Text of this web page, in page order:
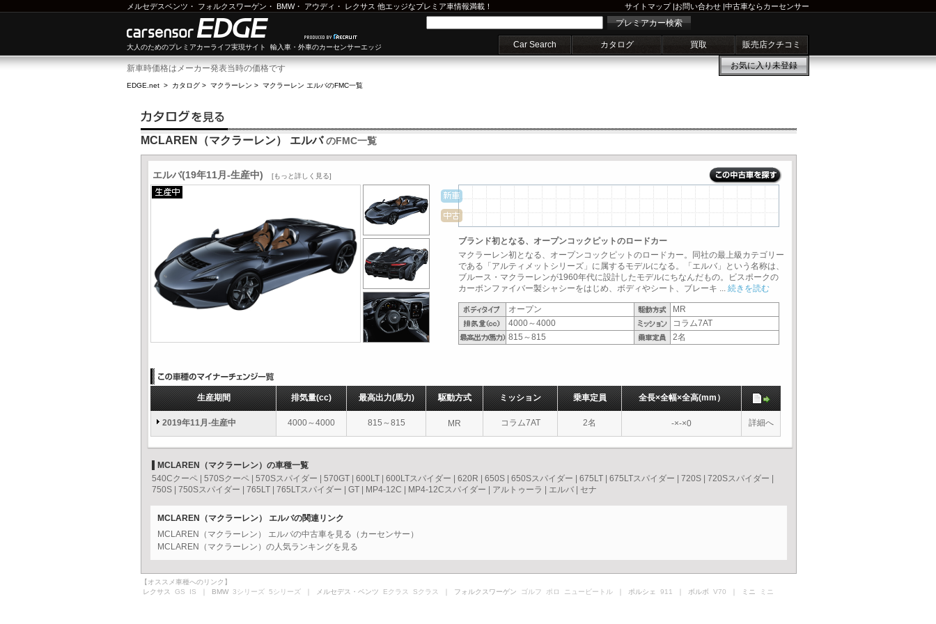
メルセデスベンツ ・ フォルクスワーゲン ・ BMW・ アウディ ・ レクサス 他エッジなプレミア車情報満載！ サイトマップ|お問い合わせ |中古車ならカーセンサー
大人のためのプレミアカーライフ実現サイト 輸入車・外車のカーセンサーエッジ
プレミアカー検索
Car Search カタログ 買取 販売店クチコミ
お気に入り未登録
新車時価格はメーカー発表当時の価格です
EDGE.net > カタログ > マクラーレン > マクラーレン エルバのFMC一覧
MCLAREN（マクラーレン） エルバのFMC一覧
エルバ(19年11月-生産中) [もっと詳しく見る]
ブランド初となる、オープンコックピットのロードカー
マクラーレン初となる、オープンコックピットのロードカー。同社の最上級カテゴリー
である「アルティメットシリーズ」に属するモデルになる。「エルバ」という名称は、
ブルース・マクラーレンが1960年代に設計したモデルにちなんだもの。ビスポークの
カーボンファイバー製シャシーをはじめ、ボディやシート、ブレーキ ... 続きを読む
オープン
MR
4000～4000
コラム7AT
815～815
2名
生産期間 排気量(cc) 最高出力(馬力) 駆動方式 ミッション 乗車定員 全長×全幅×全高(mm）
2019年11月-生産中 4000～4000 815～815 MR コラム7AT 2名 -×-×0 詳細へ
MCLAREN（マクラーレン）の車種一覧
540Cクーペ
570Sクーペ 570Sスパイダー 570GT 600LT 600LTスパイダー 620R 650S 650Sスパイダー 675LT 675LTスパイダー 720S 720Sスパイダー
750S
750Sスパイダー 765LT 765LTスパイダー GT MP4-12C MP4-12Cスパイダー アルトゥーラ エルバ セナ
MCLAREN（マクラーレン） エルバの関連リンク
MCLAREN（マクラーレン） エルバの中古車を見る（カーセンサー）
MCLAREN（マクラーレン）の人気ランキングを見る
【オススメ車種へのリンク】
レクサス GS IS ｜ BMW 3シリーズ 5シリーズ ｜ メルセデス・ベンツ Eクラス Sクラス ｜ フォルクスワーゲン ゴルフ ポロ ニュービートル ｜ ポルシェ 911 ｜ ボルボ V70 ｜ ミニ ミニ